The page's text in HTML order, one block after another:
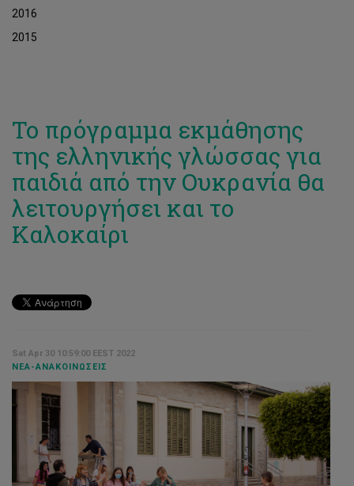
2016
2015
Το πρόγραμμα εκμάθησης
της ελληνικής γλώσσας για
παιδιά από την Ουκρανία θα
λειτουργήσει και το
Καλοκαίρι
Sat Apr 30 10:59:00 EEST 2022
ΝΈΑ-ΑΝΑΚΟΙΝΏΣΕΙΣ